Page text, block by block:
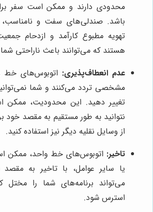
محدودی دارند و ممکن است سفر
باشد. صندلی‌های سفت و
تهویه مطبوع کارآمد و ازدحام
هستند که می‌توانند باعث ناراحتی
عدم انعطاف‌پذیری: اتوبوس‌های خط
مشخصی تردد می‌کنند و شما
تغییر دهید. این محدودیت،
نتوانید به طور مستقیم به مقصد خود
از وسایل نقلیه دیگر نیز استفاده کنید.
تاخیر: اتوبوس‌های خط واحد، ممکن
یا سایر عوامل، با تاخیر به مقصد
می‌تواند برنامه‌های شما را مختل
استرس شود.